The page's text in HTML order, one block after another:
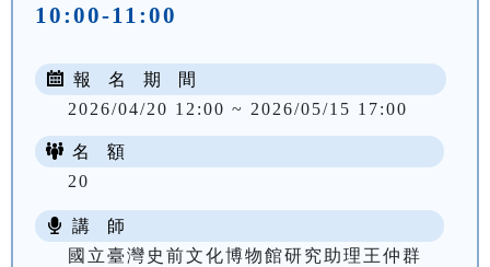
10:00-11:00
報 名 期 間
2026/04/20 12:00 ~ 2026/05/15 17:00
名 額
20
講 師
國立臺灣史前文化博物館研究助理王仲群